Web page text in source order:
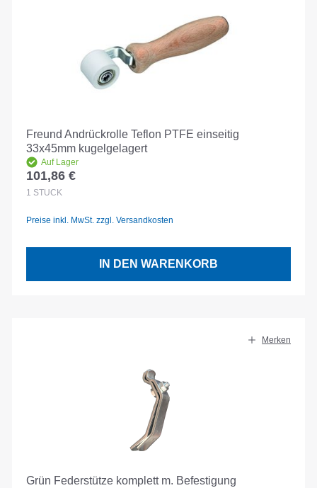
Freund Andrückrolle Teflon PTFE einseitig
33x45mm kugelgelagert
Auf Lager
Regulärer Preis:
101,86 €
1 STÜCK
Preise inkl. MwSt. zzgl. Versandkosten
IN DEN WARENKORB
Merken
Grün Federstütze komplett m. Befestigung